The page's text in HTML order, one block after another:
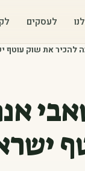
לעסקים
להכיר את שוק עוטף